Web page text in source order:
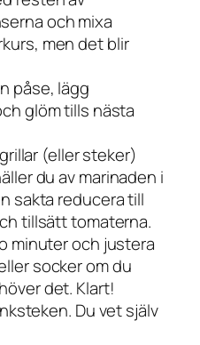
och mixa
men det blir
påse, lägg
glöm tills nästa
(eller steker)
du av marinaden i
sakta reducera till
tillsätt tomaterna.
minuter och justera
socker om du
det. Klart!
Du vet själv